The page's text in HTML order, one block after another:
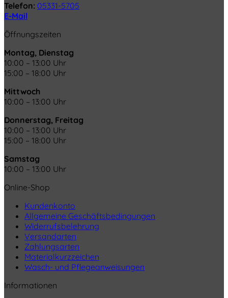
Telefon: 05331-5705
E-Mail
Öffnungszeiten
Montag, Dienstag
10:00 – 13:00 Uhr
15:00 – 18:00 Uhr
Mittwoch
10:00 – 13:00 Uhr
Donnerstag, Freitag
10:00 – 13:00 Uhr
15:00 – 18:00 Uhr
Samstag
10:00 – 13:00 Uhr
Online-Shop
Kundenkonto
Allgemeine Geschäftsbedingungen
Widerrufsbelehrung
Versandarten
Zahlungsarten
Materialkurzzeichen
Wasch- und Pflegeanweisungen
Informationen